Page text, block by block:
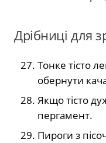
Дрібниці для
Тонке тісто
обернути
Якщо тісто
пергамент.
Пироги з